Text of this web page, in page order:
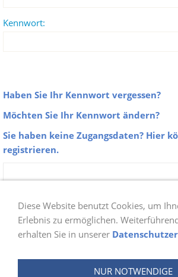
Kennwort:
Haben Sie Ihr Kennwort vergessen?
Möchten Sie Ihr Kennwort ändern?
Sie haben keine Zugangsdaten? Hier
registrieren.
Zu unseren Galerien
Mitglieder der Abteilung
Sobald du dich bei uns
wir ob du berechtigt bist und
deinen Login frei. Die
zwei Tage in Anspruch nehmen.
Diese Website benutzt Cookies, um
Erlebnis zu ermöglichen.
erhalten Sie in unserer
NUR NOTWENDIGE